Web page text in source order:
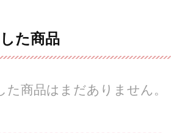
た商品
た商品はまだありません。